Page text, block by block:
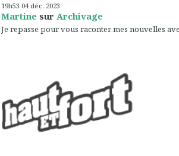
19h53 04 déc. 2023
Martine sur Archivage
Je repasse pour vous raconter mes nouvelles